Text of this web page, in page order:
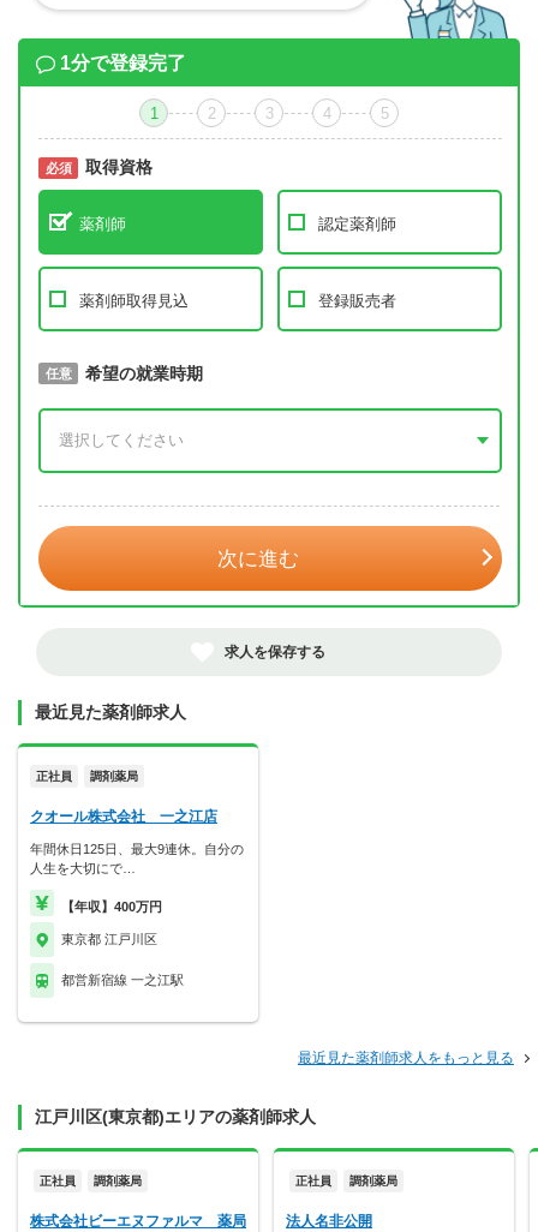
1分で登録完了
1 2 3 4 5
必須 取得資格
薬剤師 認定薬剤師
薬剤師取得見込 登録販売者
必須 取得予定年
任意 希望の就業時期
次に進む
求人を保存する
最近見た薬剤師求人
正社員 調剤薬局
クオール株式会社 一之江店
年間休日125日、最大9連休。自分の
人生を大切にで…
【年収】400万円
東京都 江戸川区
都営新宿線 一之江駅
最近見た薬剤師求人をもっと見る
江戸川区(東京都)エリアの薬剤師求人
正社員 調剤薬局
株式会社ビーエヌファルマ 薬局
正社員 調剤薬局
法人名非公開